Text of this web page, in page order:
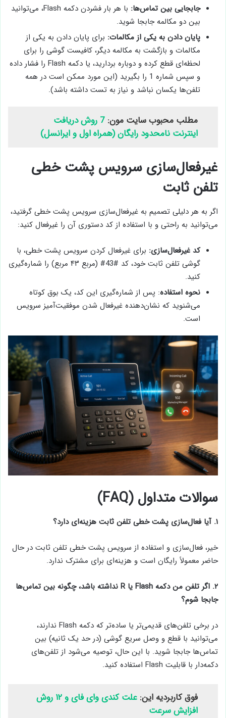
جابجایی بین تماس‌ها:
با هر بار فشردن دکمه Flash، می‌توانید
بین دو مکالمه جابجا شوید.
پایان دادن به یکی از مکالمات: برای پایان دادن به یکی از
مکالمات و بازگشت به مکالمه دیگر، کافیست گوشی را برای
لحظه‌ای قطع کرده و دوباره بردارید، یا دکمه Flash را فشار داده
و سپس شماره 1 را بگیرید (این مورد ممکن است در همه
تلفن‌ها یکسان نباشد و نیاز به تست داشته باشد).
مطلب محبوب سایت مون:
7 روش دریافت
اینترنت نامحدود رایگان (همراه اول و ایرانسل)
غیرفعال‌سازی سرویس پشت خطی
تلفن ثابت
اگر به هر دلیلی تصمیم به غیرفعال‌سازی سرویس پشت خطی گرفتید،
می‌توانید به راحتی و با استفاده از کد دستوری آن را غیرفعال کنید:
کد غیرفعال‌سازی: برای غیرفعال کردن سرویس پشت خطی، با
گوشی تلفن ثابت خود، کد #43# (مربع ۴۳ مربع) را شماره‌گیری
کنید.
نحوه استفاده: پس از شماره‌گیری این کد، یک بوق کوتاه
می‌شنوید که نشان‌دهنده غیرفعال شدن موفقیت‌آمیز سرویس
است.
سوالات متداول (FAQ)
۱. آیا فعال‌سازی پشت خطی تلفن ثابت هزینه‌ای دارد؟
خیر، فعال‌سازی و استفاده از سرویس پشت خطی تلفن ثابت در حال
حاضر معمولاً رایگان است و هزینه‌ای برای مشترک ندارد.
۲. اگر تلفن من دکمه Flash یا R نداشته باشد، چگونه بین تماس‌ها
جابجا شوم؟
در برخی تلفن‌های قدیمی‌تر یا ساده‌تر که دکمه Flash ندارند،
می‌توانید با قطع و وصل سریع گوشی (در حد یک ثانیه) بین
تماس‌ها جابجا شوید. با این حال، توصیه می‌شود از تلفن‌های
دکمه‌دار با قابلیت Flash استفاده کنید.
فوق کاربردیه این:
علت کندی وای فای و ۱۲ روش
افزایش سرعت